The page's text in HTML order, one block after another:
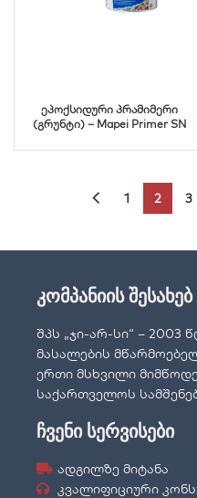
ეპოქსიდური პრამიმერი
(გრუნტი) – Mapei Primer SN
1 2 3
კომპანიის შესახებ
შპს „ჯი-არ-სი“ – 2003
მასალების
ერთი მსხვილი
საქართველოს
ჩვენი სერვისები
ადგილზე მიტანა
კვალიფიციური